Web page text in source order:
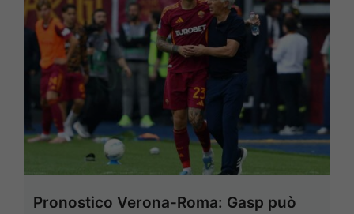
Pronostico Verona-Roma: Gasp può